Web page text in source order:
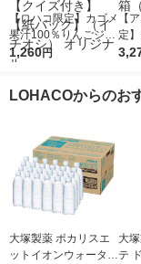
【ロハコ限定】カゴメ
果汁100％りんごジュ
ース100ml 1箱（18本
（イチオシ） オリジ
1,260円
【
定
ュー
定
LOHACOからのお
大塚製薬 ポカリスエ
ットイオンウォーター
大
テ